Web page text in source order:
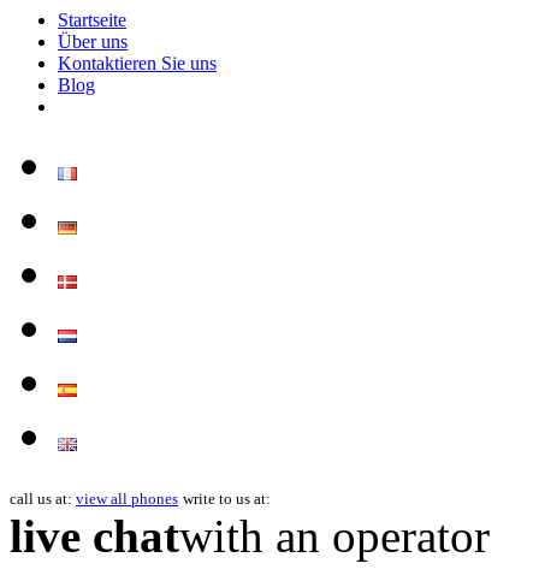
Startseite
Über uns
Kontaktieren Sie uns
Blog
call us at: view all phones write to us at:
live chatwith an operator